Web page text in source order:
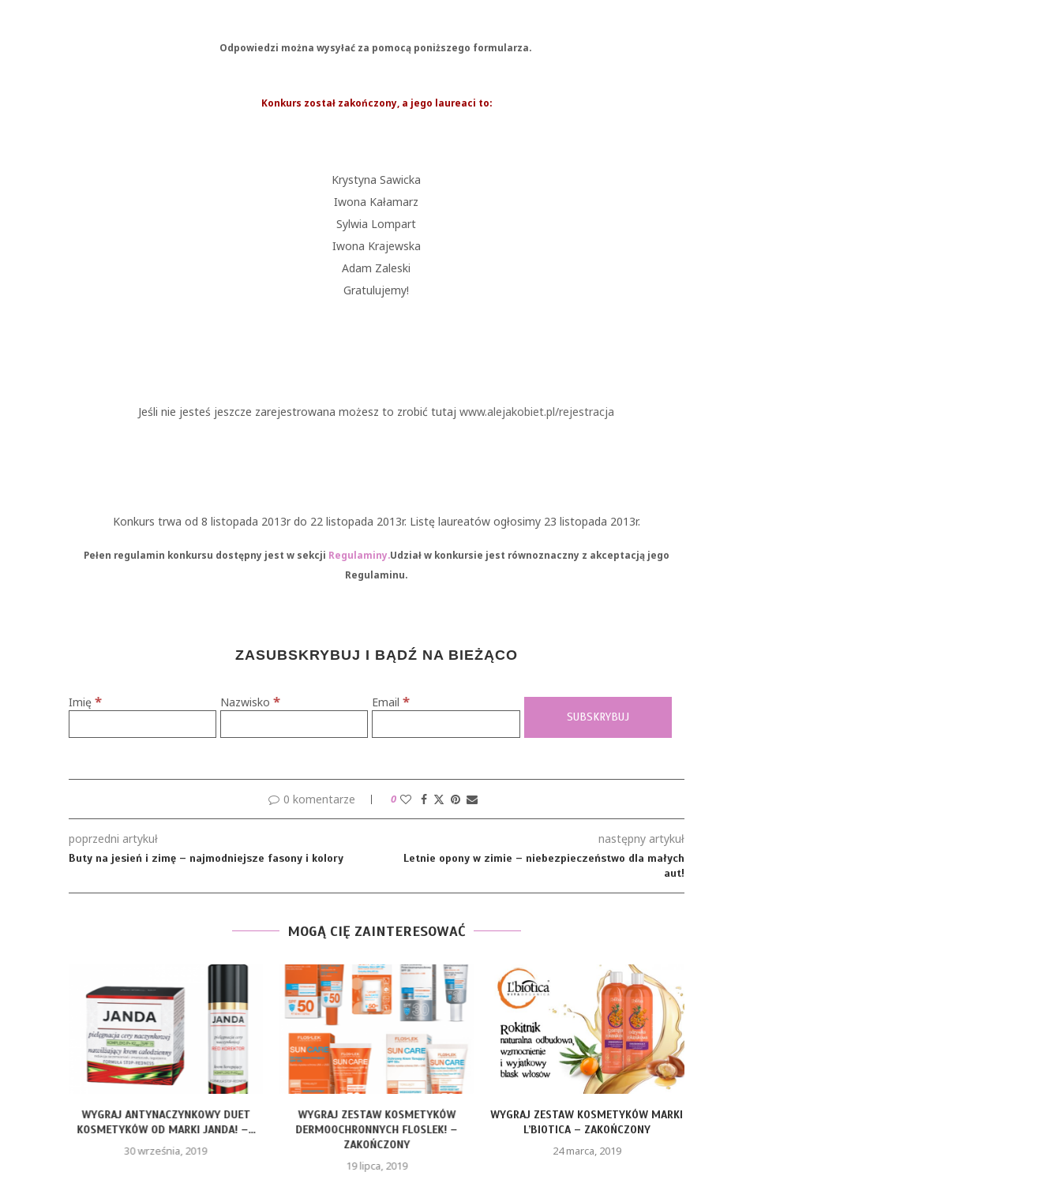
Odpowiedzi można wysyłać za pomocą poniższego formularza.
Konkurs został zakończony, a jego laureaci to:
Krystyna Sawicka
Iwona Kałamarz
Sylwia Lompart
Iwona Krajewska
Adam Zaleski
Gratulujemy!
Jeśli nie jesteś jeszcze zarejestrowana możesz to zrobić tutajwww.alejakobiet.pl/rejestracja
Konkurs trwa od 8 listopada 2013r do 22 listopada 2013r. Listę laureatów ogłosimy 23 listopada 2013r.
Pełen regulamin konkursu dostępny jest w sekcji Regulaminy.Udział w konkursie jest równoznaczny z akceptacją jego
Regulaminu.
ZASUBSKRYBUJ I BĄDŹ NA BIEŻĄCO
Imię * Nazwisko* Email*
0 komentarze 0
poprzedni artykuł
Buty na jesień i zimę – najmodniejsze fasony i kolory
następny artykuł
Letnie opony w zimie – niebezpieczeństwo dla małych
aut!
MOGĄ CIĘ ZAINTERESOWAĆ
WYGRAJ ANTYNACZYNKOWY DUET
KOSMETYKÓW OD MARKI JANDA! –...
30 września, 2019
WYGRAJ ZESTAW KOSMETYKÓW
DERMOOCHRONNYCH FLOSLEK! –
ZAKOŃCZONY
19 lipca, 2019
WYGRAJ ZESTAW KOSMETYKÓW MARKI
L’BIOTICA – ZAKOŃCZONY
24 marca, 2019